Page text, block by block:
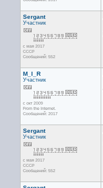
Sergant
Участник
с мая 2017
CCCP
Сообщений: 552
M_I_R
Участник
с окт 2009
From the Internet.
Сообщений: 2017
Sergant
Участник
с мая 2017
CCCP
Сообщений: 552